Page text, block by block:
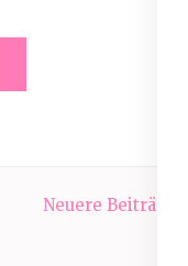
Neuere Beiträge